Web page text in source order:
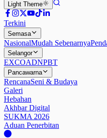
Light Theme
Terkini
Semasa
NasionalMudah Sebenarnya
Selangor
EXCOADNPBT
Pancawarna
RencanaSeni & Budaya
Galeri
Hebahan
Akhbar Digital
SUKMA 2026
Aduan Penerbitan